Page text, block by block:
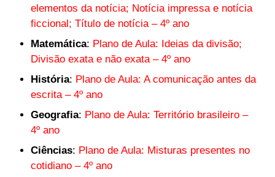
elementos da notícia; Notícia impressa e notícia
ficcional; Título de notícia – 4º ano
Matemática: Plano de Aula: Ideias da divisão;
Divisão exata e não exata – 4º ano
História: Plano de Aula: A comunicação antes da
escrita – 4º ano
Geografia: Plano de Aula: Território brasileiro –
4º ano
Ciências: Plano de Aula: Misturas presentes no
cotidiano – 4º ano